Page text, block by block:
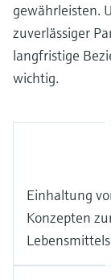
gewährleisten.
zuverlässiger
langfristige
wichtig.
Einhaltung
Konzepten